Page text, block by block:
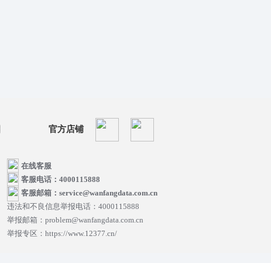
官方店铺
在线客服
客服电话：4000115888
客服邮箱：service@wanfangdata.com.cn
违法和不良信息举报电话：4000115888
举报邮箱：problem@wanfangdata.com.cn
举报专区：https://www.12377.cn/